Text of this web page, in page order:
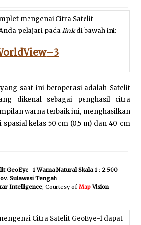
mengenai Citra Satelit
pelajari padalinkdi bawah ini:
–3
saat ini beroperasi adalah Satelit
dikenal sebagai penghasil citra
warna terbaik ini, menghasilkan
kelas 50 cm (0,5 m) dan 40 cm
GeoEye–1 Warna Natural Skala 1: 2.500
. Sulawesi Tengah
Intelligence; Courtesy ofMapVision
Citra Satelit GeoEye-1 dapat